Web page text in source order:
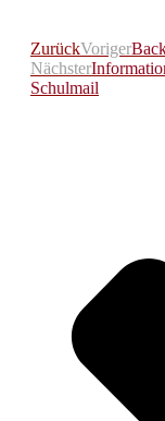
ZurückVoriger
Nächster
Schulmail